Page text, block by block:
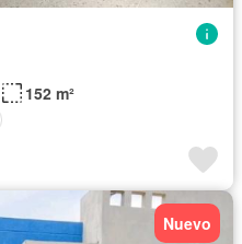
152 m²
Nuevo